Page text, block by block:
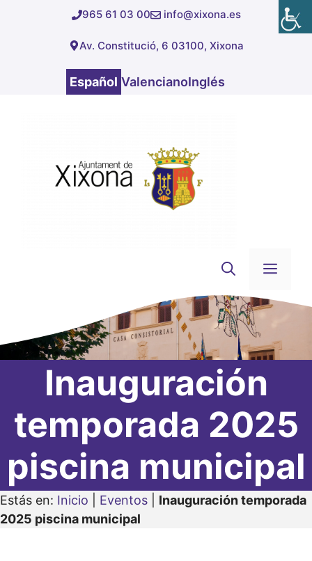
965 61 03 00 info@xixona.es
Av. Constitució, 6 03100, Xixona
Español ValencianoInglés
Inauguración
temporada 2025
piscina municipal
Estás en: Inicio Eventos
Inauguración temporada
2025 piscina municipal